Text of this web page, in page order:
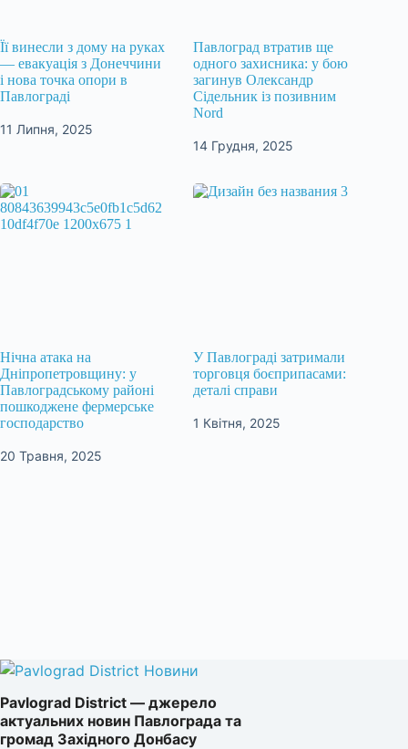
Її винесли з дому на руках
— евакуація з Донеччини
і нова точка опори в
Павлограді
11 Липня, 2025
Павлоград втратив ще
одного захисника: у бою
загинув Олександр
Сідельник із позивним
Nord
14 Грудня, 2025
Нічна атака на
Дніпропетровщину: у
Павлоградському районі
пошкоджене фермерське
господарство
20 Травня, 2025
У Павлограді затримали
торговця боєприпасами:
деталі справи
1 Квітня, 2025
Pavlograd District — джерело
актуальних новин Павлограда та
громад Західного Донбасу